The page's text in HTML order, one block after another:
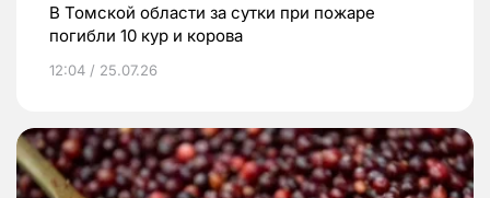
В Томской области за сутки при пожаре
погибли 10 кур и корова
12:04 / 25.07.26